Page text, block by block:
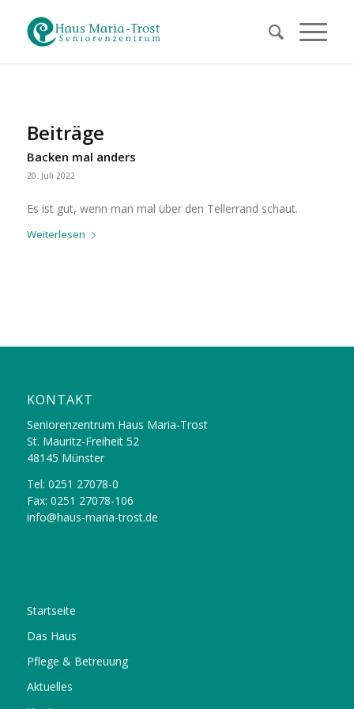
Beiträge
Backen mal anders
20. Juli 2022
Es ist gut, wenn man mal über den Tellerrand schaut.
Weiterlesen
KONTAKT
Seniorenzentrum Haus Maria-Trost
St. Mauritz-Freiheit 52
48145 Münster
Tel: 0251 27078-0
Fax: 0251 27078-106
info@haus-maria-trost.de
Startseite
Das Haus
Pflege & Betreuung
Aktuelles